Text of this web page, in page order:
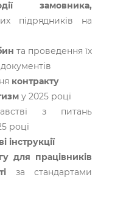
замовника,
підрядників на
та проведення їх
контракту
у 2025 році
з питань
році
інструкції
для працівників
за стандартами